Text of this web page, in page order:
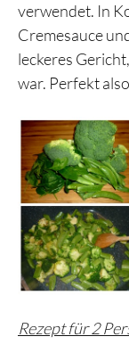
verwendet. In
Cremesauce
leckeres
war. Perfekt
Rezept für 2